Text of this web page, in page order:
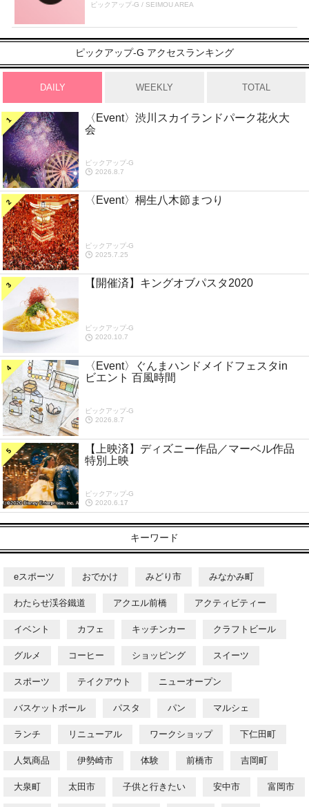
ピックアップ-G / SEIMOU AREA
ピックアップ-G アクセスランキング
DAILY WEEKLY TOTAL
〈Event〉渋川スカイランドパーク花火大
会
ピックアップ-G
2026.8.7
〈Event〉桐生八木節まつり
ピックアップ-G
2025.7.25
【開催済】キングオブパスタ2020
ピックアップ-G
2020.10.7
〈Event〉ぐんまハンドメイドフェスタin
ビエント 百風時間
ピックアップ-G
2026.8.7
【上映済】ディズニー作品／マーベル作品
特別上映
ピックアップ-G
2020.6.17
キーワード
eスポーツ おでかけ みどり市 みなかみ町
わたらせ渓谷鐵道 アクエル前橋 アクティビティー
イベント カフェ キッチンカー クラフトビール
グルメ コーヒー ショッピング スイーツ
スポーツ テイクアウト ニューオープン
バスケットボール パスタ パン マルシェ
ランチ リニューアル ワークショップ 下仁田町
人気商品 伊勢崎市 体験 前橋市 吉岡町
大泉町 太田市 子供と行きたい 安中市 富岡市